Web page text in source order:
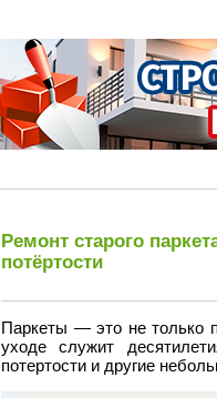
Ремонт старого
потёртости
Паркеты — это не только
уходе служит
потертости и другие